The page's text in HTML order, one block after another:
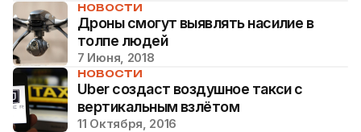
НОВОСТИ
Дроны смогут выявлять насилие в
толпе людей
7 Июня, 2018
НОВОСТИ
Uber создаст воздушное такси с
вертикальным взлётом
11 Октября, 2016